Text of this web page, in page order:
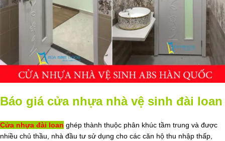
Báo giá cửa nhựa nhà vệ sinh đài loan
Cửa nhựa đài loan ghép thành thuộc phân khúc tầm trung và được
nhiều chủ thầu, nhà đầu tư sử dụng cho các căn hộ thu nhập thấp,